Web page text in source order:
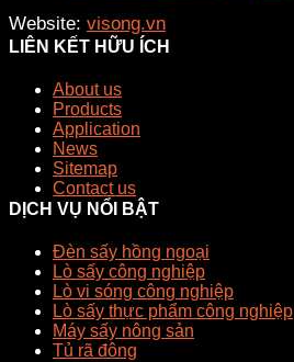
Website: visong.vn
LIÊN KẾT HỮU ÍCH
About us
Products
Application
News
Sitemap
Contact us
DỊCH VỤ NỔI BẬT
Đèn sấy hồng ngoại
Lò sấy công nghiệp
Lò vi sóng công nghiệp
Lò sấy thực phẩm công nghiệp
Máy sấy nông sản
Tủ rã đông